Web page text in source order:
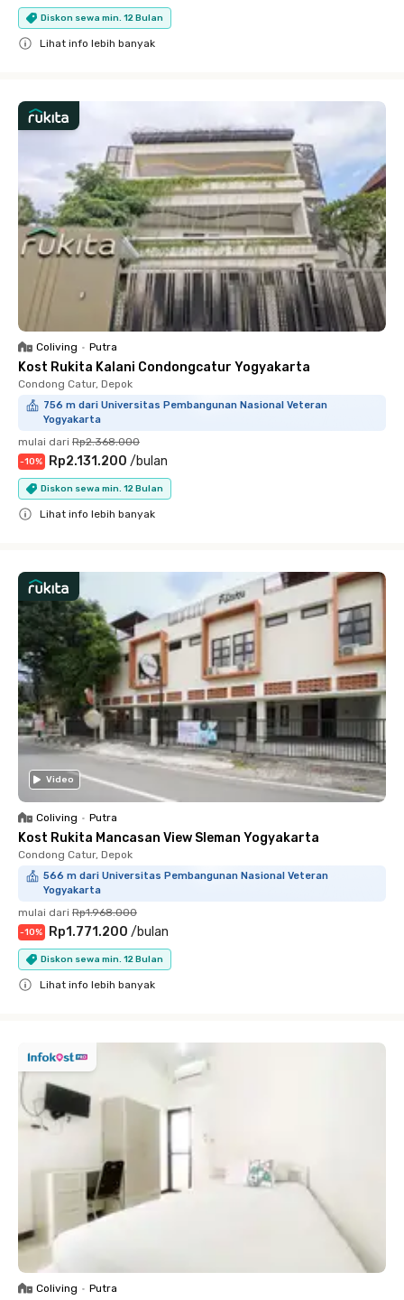
Diskon sewa min. 12 Bulan
Lihat info lebih banyak
Coliving • Putra
Kost Rukita Kalani Condongcatur Yogyakarta
Condong Catur, Depok
756 m dari Universitas Pembangunan Nasional Veteran
Yogyakarta
mulai dari Rp2.368.000
-10% Rp2.131.200 /bulan
Diskon sewa min. 12 Bulan
Lihat info lebih banyak
Video
Coliving • Putra
Kost Rukita Mancasan View Sleman Yogyakarta
Condong Catur, Depok
566 m dari Universitas Pembangunan Nasional Veteran
Yogyakarta
mulai dari Rp1.968.000
-10% Rp1.771.200 /bulan
Diskon sewa min. 12 Bulan
Lihat info lebih banyak
Coliving • Putra